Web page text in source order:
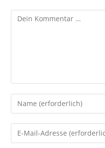
Kommentar
Gib
deinen
Namen
oder
Gib
deine